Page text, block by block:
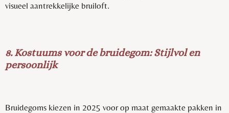
visueel aantrekkelijke bruiloft.
8. Kostuums voor de bruidegom: Stijlvol en
persoonlijk
Bruidegoms kiezen in 2025 voor op maat gemaakte pakken in